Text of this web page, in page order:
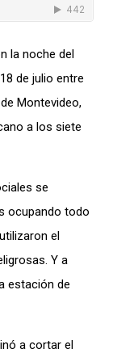
la noche del
de julio entre
Montevideo,
a los siete
se
ocupando todo
el
Y a
estación de
a cortar el